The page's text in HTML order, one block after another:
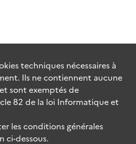
techniques nécessaires à
Ils ne contiennent aucune
sont exemptés de
82 de la loi Informatique et
les conditions générales
ci-dessous.